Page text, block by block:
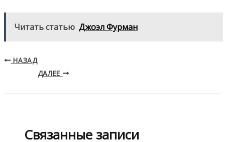
Читать статью Джоэл Фурман
НАЗАД
ДАЛЕЕ
Связанные записи